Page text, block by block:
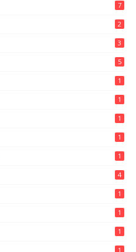
7
2
3
5
1
1
1
1
1
4
1
1
1
1